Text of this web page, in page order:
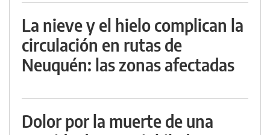
La nieve y el hielo complican la
circulación en rutas de
Neuquén: las zonas afectadas
Dolor por la muerte de una